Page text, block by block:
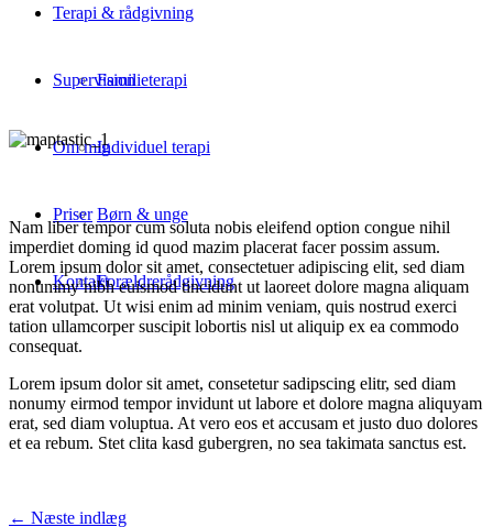
Terapi & rådgivning
Familieterapi
Individuel terapi
Børn & unge
Forældrerådgivning
Supervision
Om mig
Priser
Kontakt
Nam liber tempor cum soluta nobis eleifend option congue nihil
imperdiet doming id quod mazim placerat facer possim assum.
Lorem ipsum dolor sit amet, consectetuer adipiscing elit, sed diam
nonummy nibh euismod tincidunt ut laoreet dolore magna aliquam
erat volutpat. Ut wisi enim ad minim veniam, quis nostrud exerci
tation ullamcorper suscipit lobortis nisl ut aliquip ex ea commodo
consequat.
Lorem ipsum dolor sit amet, consetetur sadipscing elitr, sed diam
nonumy eirmod tempor invidunt ut labore et dolore magna aliquyam
erat, sed diam voluptua. At vero eos et accusam et justo duo dolores
et ea rebum. Stet clita kasd gubergren, no sea takimata sanctus est.
Post
← Næste indlæg